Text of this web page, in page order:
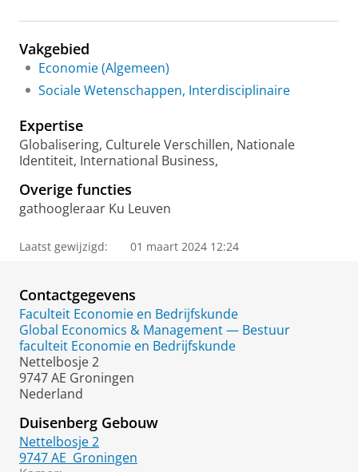
e
a
g
e
I
e
c
h
t
a
Vakgebied
Economie (Algemeen)
Sociale Wetenschappen, Interdisciplinaire
Expertise
Globalisering, Culturele Verschillen, Nationale
Identiteit, International Business,
Overige functies
gathoogleraar Ku Leuven
Laatst gewijzigd: 01 maart 2024 12:24
Contactgegevens
Faculteit Economie en Bedrijfskunde
Global Economics & Management — Bestuur
faculteit Economie en Bedrijfskunde
Nettelbosje 2
9747 AE Groningen
Nederland
Duisenberg Gebouw
Nettelbosje 2
9747 AE Groningen